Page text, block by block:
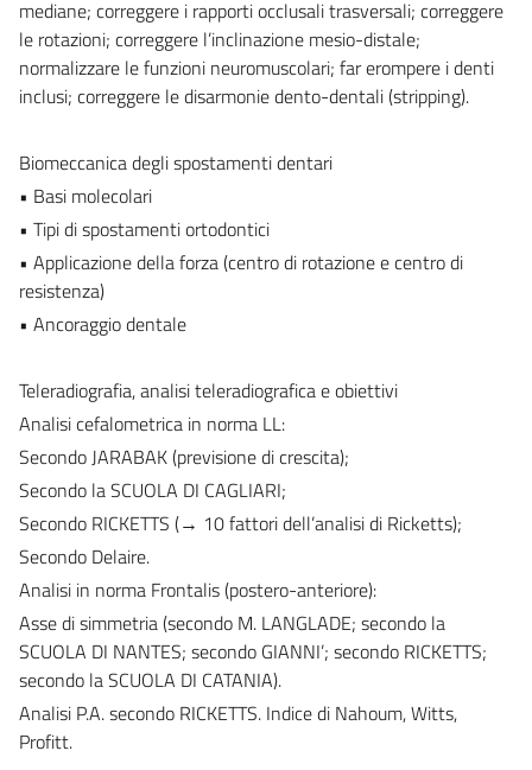
mediane; correggere i rapporti occlusali trasversali; correggere
le rotazioni; correggere l’inclinazione mesio-distale;
normalizzare le funzioni neuromuscolari; far erompere i denti
inclusi; correggere le disarmonie dento-dentali (stripping).
Biomeccanica degli spostamenti dentari
• Basi molecolari
• Tipi di spostamenti ortodontici
• Applicazione della forza (centro di rotazione e centro di
resistenza)
• Ancoraggio dentale
Teleradiografia, analisi teleradiografica e obiettivi
Analisi cefalometrica in norma LL:
Secondo JARABAK (previsione di crescita);
Secondo la SCUOLA DI CAGLIARI;
Secondo RICKETTS (→ 10 fattori dell’analisi di Ricketts);
Secondo Delaire.
Analisi in norma Frontalis (postero-anteriore):
Asse di simmetria (secondo M. LANGLADE; secondo la
SCUOLA DI NANTES; secondo GIANNI’; secondo RICKETTS;
secondo la SCUOLA DI CATANIA).
Analisi P.A. secondo RICKETTS. Indice di Nahoum, Witts,
Profitt.